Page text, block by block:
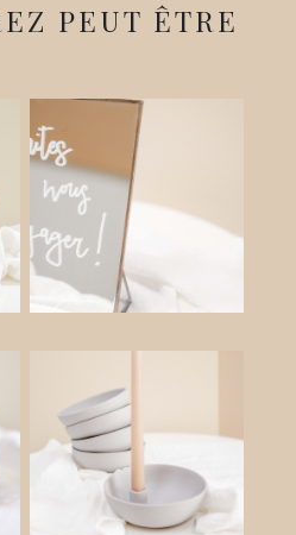
PEUT ÊTRE